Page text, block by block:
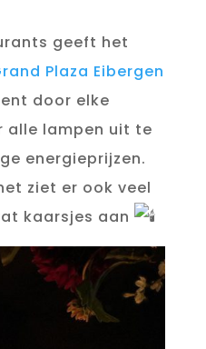
geeft het
Plaza Eibergen
door elke
alle lampen uit te
energieprijzen.
ziet er ook veel
kaarsjes aan